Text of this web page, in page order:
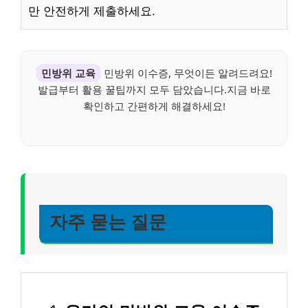
만 안전하게 제출하세요.
민방위 교육
민방위 이수증, 무엇이든 알려드려요!
발급부터 활용 꿀팁까지 모두 담았습니다.지금 바로
확인하고 간편하게 해결하세요!
자주 묻는 질문